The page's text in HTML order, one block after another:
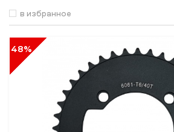
в избранное
48%